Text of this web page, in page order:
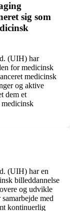
sig som
(UIH) har
for medicinsk
medicinsk
og aktive
dem et
(UIH) har en
billeddannelse
og udvikle
med
kontinuerlig